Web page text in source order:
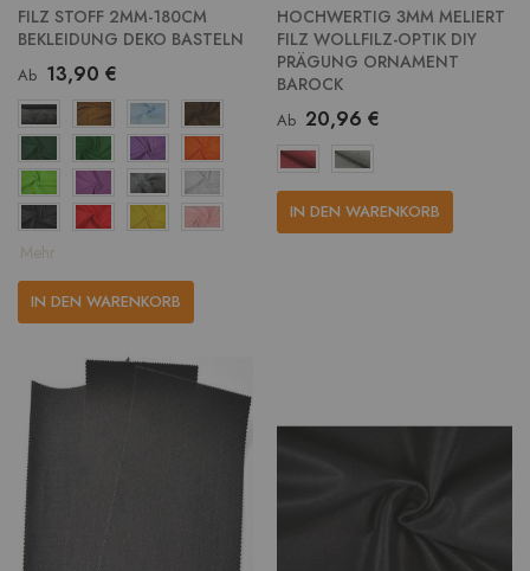
FILZ STOFF 2MM-180CM
BEKLEIDUNG DEKO BASTELN
Ab 13,90 €
Mehr
IN DEN WARENKORB
HOCHWERTIG 3MM MELIERT
FILZ WOLLFILZ-OPTIK DIY
PRÄGUNG ORNAMENT
BAROCK
Ab 20,96 €
IN DEN WARENKORB